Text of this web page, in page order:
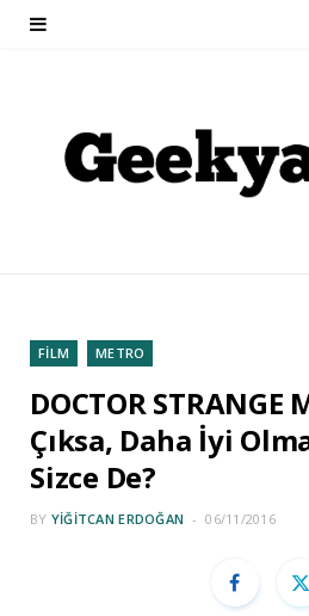
FİLM METRO
DOCTOR STRANGE
Çıksa, Daha İyi
Sizce De?
BY YIĞITCAN ERDOĞAN 06/11/2016